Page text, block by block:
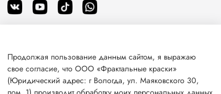
О магазине
Продолжая пользование данным сайтом, я выражаю
свое согласие, что ООО «Фрактальные краски»
(Юридический адрес: г Вологда, ул. Маяковского 30,